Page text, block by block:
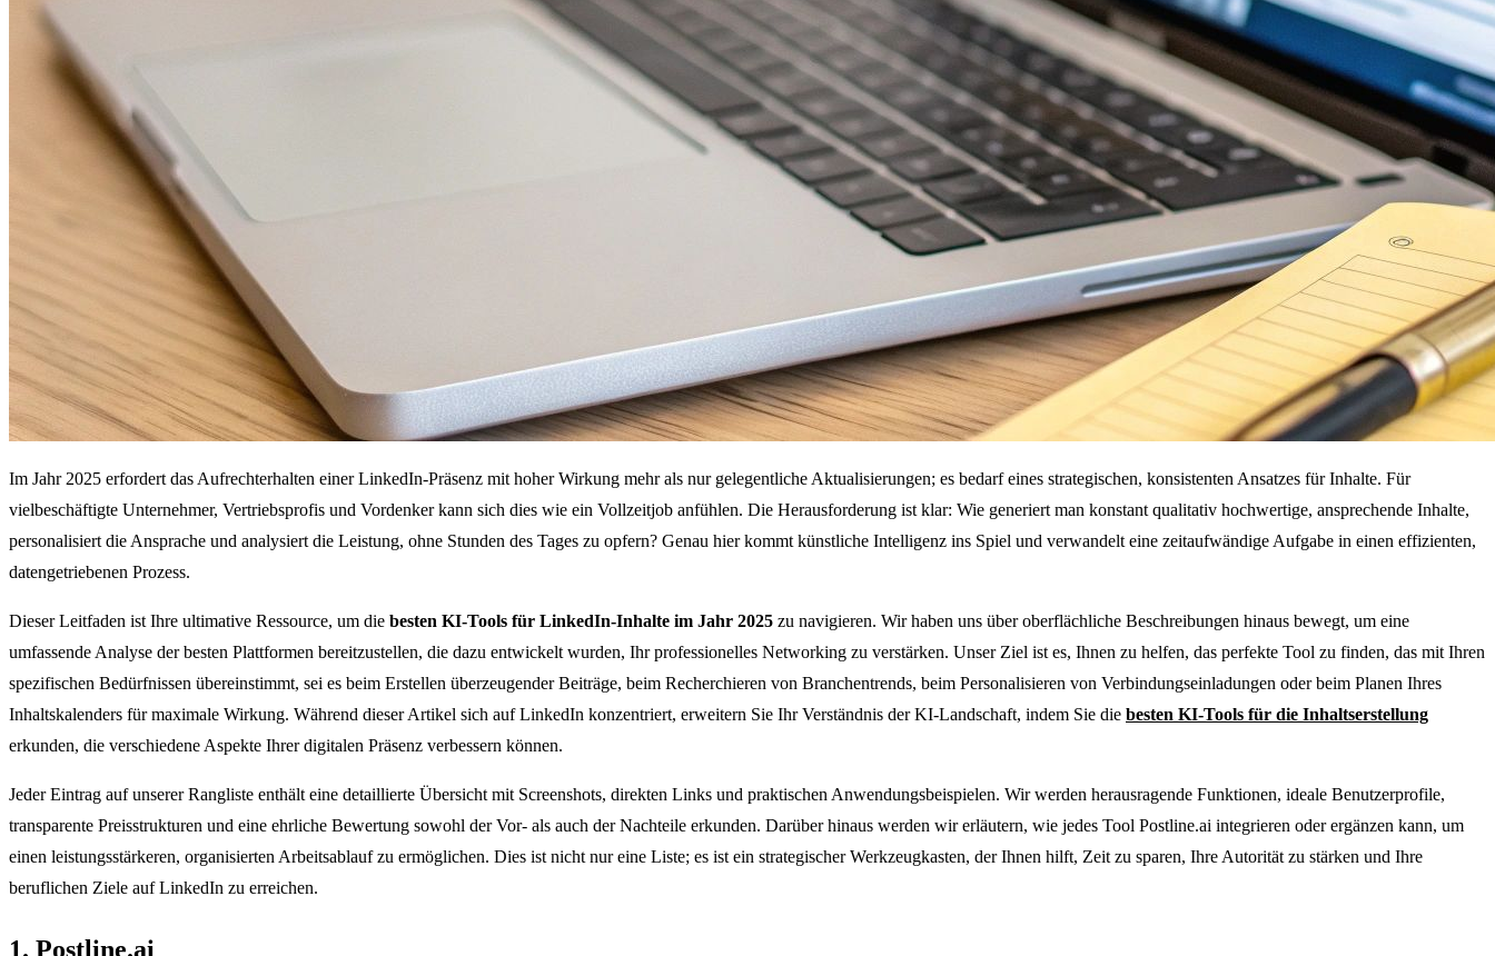
Im Jahr 2025 erfordert das Aufrechterhalten einer LinkedIn-Präsenz mit hoher Wirkung mehr als nur gelegentliche Aktualisierungen; es bedarf eines strategischen, konsistenten Ansatzes für Inhalte. Für
vielbeschäftigte Unternehmer, Vertriebsprofis und Vordenker kann sich dies wie ein Vollzeitjob anfühlen. Die Herausforderung ist klar: Wie generiert man konstant qualitativ hochwertige, ansprechende Inhalte,
personalisiert die Ansprache und analysiert die Leistung, ohne Stunden des Tages zu opfern? Genau hier kommt künstliche Intelligenz ins Spiel und verwandelt eine zeitaufwändige Aufgabe in einen effizienten,
datengetriebenen Prozess.
Dieser Leitfaden ist Ihre ultimative Ressource, um die besten KI-Tools für LinkedIn-Inhalte im Jahr 2025 zu navigieren. Wir haben uns über oberflächliche Beschreibungen hinaus bewegt, um eine
umfassende Analyse der besten Plattformen bereitzustellen, die dazu entwickelt wurden, Ihr professionelles Networking zu verstärken. Unser Ziel ist es, Ihnen zu helfen, das perfekte Tool zu finden, das mit Ihren
spezifischen Bedürfnissen übereinstimmt, sei es beim Erstellen überzeugender Beiträge, beim Recherchieren von Branchentrends, beim Personalisieren von Verbindungseinladungen oder beim Planen Ihres
Inhaltskalenders für maximale Wirkung. Während dieser Artikel sich auf LinkedIn konzentriert, erweitern Sie Ihr Verständnis der KI-Landschaft, indem Sie die besten KI-Tools für die Inhaltserstellung
erkunden, die verschiedene Aspekte Ihrer digitalen Präsenz verbessern können.
Jeder Eintrag auf unserer Rangliste enthält eine detaillierte Übersicht mit Screenshots, direkten Links und praktischen Anwendungsbeispielen. Wir werden herausragende Funktionen, ideale Benutzerprofile,
transparente Preisstrukturen und eine ehrliche Bewertung sowohl der Vor- als auch der Nachteile erkunden. Darüber hinaus werden wir erläutern, wie jedes Tool Postline.ai integrieren oder ergänzen kann, um
einen leistungsstärkeren, organisierten Arbeitsablauf zu ermöglichen. Dies ist nicht nur eine Liste; es ist ein strategischer Werkzeugkasten, der Ihnen hilft, Zeit zu sparen, Ihre Autorität zu stärken und Ihre
beruflichen Ziele auf LinkedIn zu erreichen.
1. Postline.ai